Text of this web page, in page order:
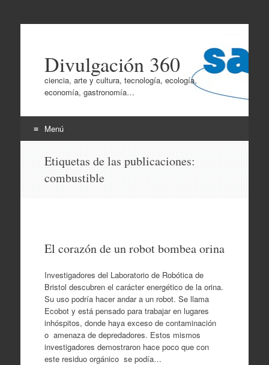
Divulgación 360
ciencia, arte y cultura, tecnología, ecología,
economía, gastronomía…
Menú
contenido
Etiquetas de las publicaciones:
combustible
El corazón de un robot bombea orina
Investigadores del Laboratorio de Robótica de
Bristol descubren el carácter energético de la orina.
Su uso podría hacer andar a un robot. Se llama
Ecobot y está pensado para trabajar en lugares
inhóspitos, donde haya exceso de contaminación
o amenaza de depredadores. Estos mismos
investigadores demostraron hace poco que con
este residuo orgánico se podía…